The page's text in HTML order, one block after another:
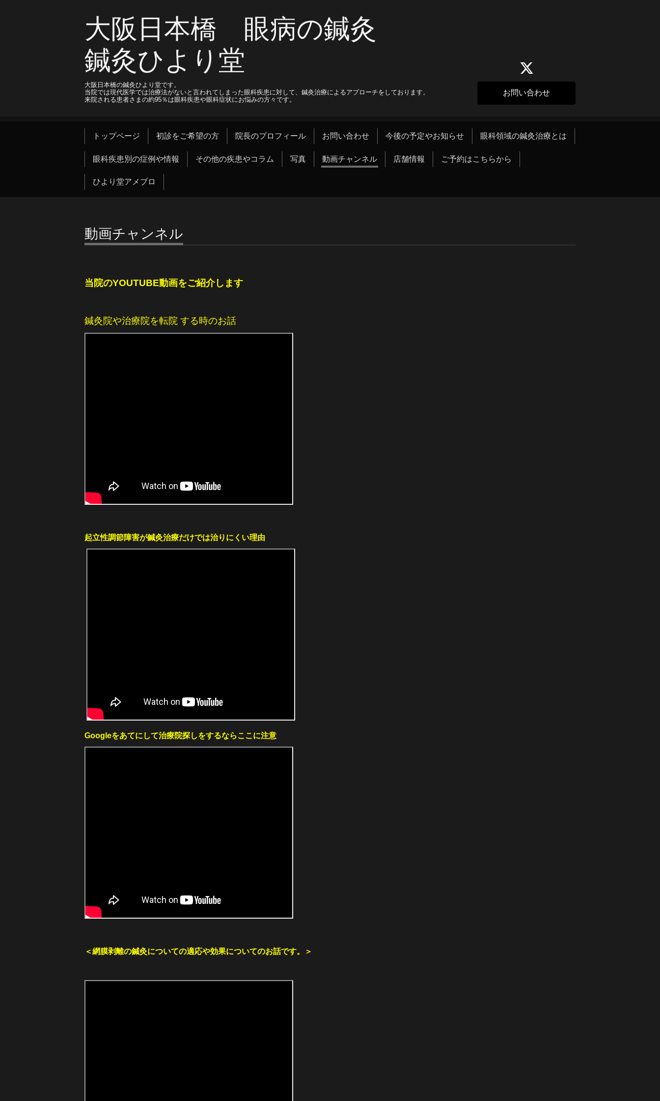
大阪日本橋 眼病の鍼灸
鍼灸ひより堂
大阪日本橋の鍼灸ひより堂です。
当院では現代医学では治療法がないと言われてしまった眼科疾患に対して、鍼灸治療によるアプローチをしております。
来院される患者さまの約95％は眼科疾患や眼科症状にお悩みの方々です。
お問い合わせ
トップページ 初診をご希望の方 院長のプロフィール お問い合わせ 今後の予定やお知らせ 眼科領域の鍼灸治療とは
眼科疾患別の症例や情報 その他の疾患やコラム 写真 動画チャンネル 店舗情報 ご予約はこちらから
ひより堂アメブロ
動画チャンネル
当院のYOUTUBE動画をご紹介します
鍼灸院や治療院を転院 する時のお話
起立性調節障害が鍼灸治療だけでは治りにくい理由
Googleをあてにして治療院探しをするならここに注意
＜網膜剥離の鍼灸についての適応や効果についてのお話です。 ＞